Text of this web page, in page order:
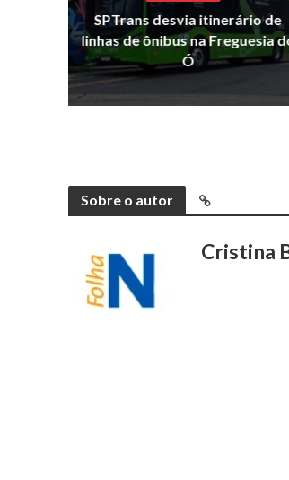
SPTrans desvia itinerário de
linhas de ônibus na Freguesia
Ó
Sobre o autor
Cristina